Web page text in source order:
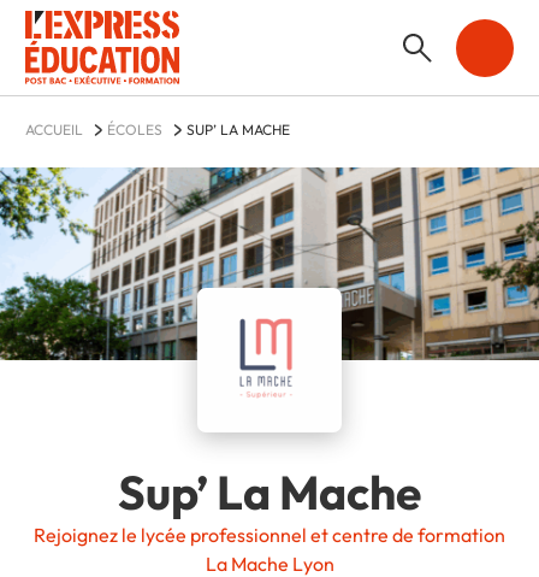
ACCUEIL ÉCOLES SUP’ LA MACHE
Sup’ La Mache
Rejoignez le lycée professionnel et centre de formation
La Mache Lyon